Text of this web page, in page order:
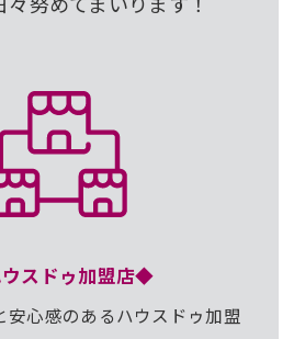
スドゥ加盟店◆
安心感のあるハウスドゥ加盟